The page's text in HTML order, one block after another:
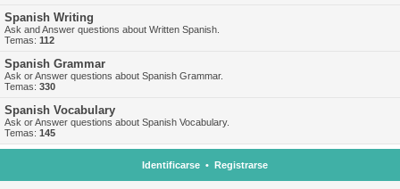
Spanish Writing
Ask and Answer questions about Written Spanish.
Temas: 112
Spanish Grammar
Ask or Answer questions about Spanish Grammar.
Temas: 330
Spanish Vocabulary
Ask or Answer questions about Spanish Vocabulary.
Temas: 145
Identificarse• Registrarse